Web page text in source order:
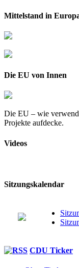
Mittelstand in
Die EU von Innen
Die EU – wie
Projekte aufdecke.
Videos
Sitzungskalendar
CDU Ticker